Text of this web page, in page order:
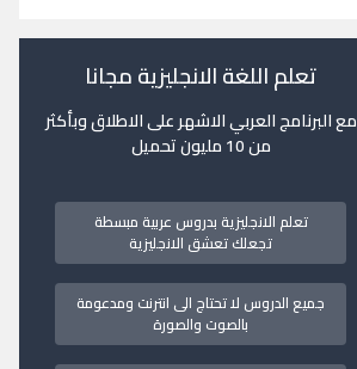
تعلم اللغة الانجليزية مجانا
مع البرنامج العربي الاشهر على الاطلاق وبأكثر
من 10 مليون تحميل
تعلم الانجليزية بدروس عربية مبسطة
تجعلك تعشق الانجليزية
جميع الدروس لا تحتاج الى انترنت ومدعومة
بالصوت والصورة